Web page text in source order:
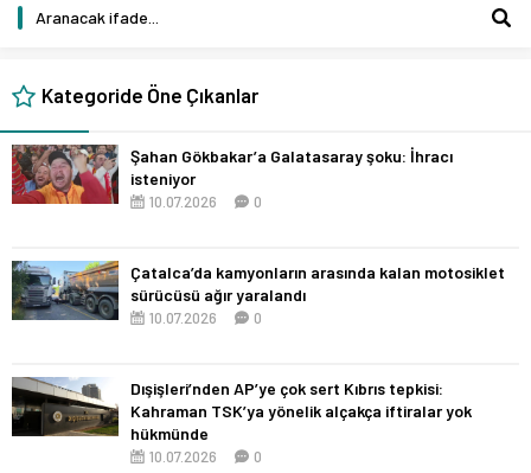
Kategoride Öne Çıkanlar
Şahan Gökbakar’a Galatasaray şoku: İhracı
isteniyor
10.07.2026 0
Çatalca’da kamyonların arasında kalan motosiklet
sürücüsü ağır yaralandı
10.07.2026 0
Dışişleri’nden AP’ye çok sert Kıbrıs tepkisi:
Kahraman TSK’ya yönelik alçakça iftiralar yok
hükmünde
10.07.2026 0